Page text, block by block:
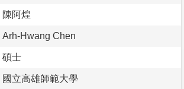
陳阿煌
Arh-Hwang Chen
碩士
國立高雄師範大學